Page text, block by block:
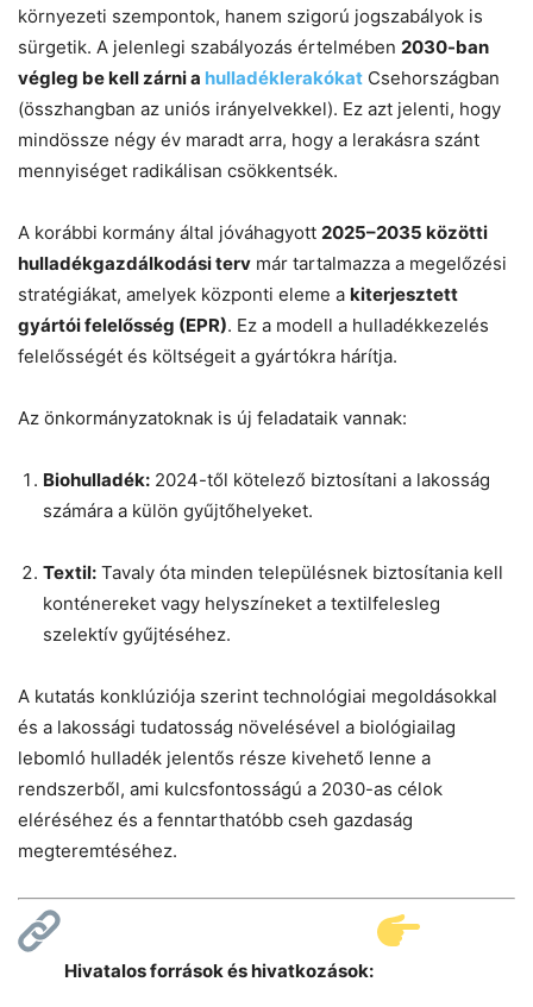
környezeti szempontok, hanem szigorú jogszabályok is
sürgetik. A jelenlegi szabályozás értelmében 2030-ban
végleg be kell zárni a hulladéklerakókat Csehországban
(összhangban az uniós irányelvekkel). Ez azt jelenti, hogy
mindössze négy év maradt arra, hogy a lerakásra szánt
mennyiséget radikálisan csökkentsék.
A korábbi kormány által jóváhagyott 2025–2035 közötti
hulladékgazdálkodási terv már tartalmazza a megelőzési
stratégiákat, amelyek központi eleme a kiterjesztett
gyártói felelősség (EPR). Ez a modell a hulladékkezelés
felelősségét és költségeit a gyártókra hárítja.
Az önkormányzatoknak is új feladataik vannak:
Biohulladék: 2024-től kötelező biztosítani a lakosság
számára a külön gyűjtőhelyeket.
Textil: Tavaly óta minden településnek biztosítania kell
konténereket vagy helyszíneket a textilfelesleg
szelektív gyűjtéséhez.
A kutatás konklúziója szerint technológiai megoldásokkal
és a lakossági tudatosság növelésével a biológiailag
lebomló hulladék jelentős része kivehető lenne a
rendszerből, ami kulcsfontosságú a 2030-as célok
eléréséhez és a fenntarthatóbb cseh gazdaság
megteremtéséhez.
Hivatalos források és hivatkozások: